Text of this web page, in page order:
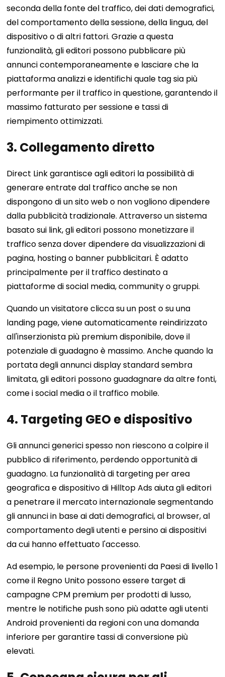
seconda della fonte del traffico, dei dati demografici,
del comportamento della sessione, della lingua, del
dispositivo o di altri fattori. Grazie a questa
funzionalità, gli editori possono pubblicare più
annunci contemporaneamente e lasciare che la
piattaforma analizzi e identifichi quale tag sia più
performante per il traffico in questione, garantendo il
massimo fatturato per sessione e tassi di
riempimento ottimizzati.
3. Collegamento diretto
Direct Link garantisce agli editori la possibilità di
generare entrate dal traffico anche se non
dispongono di un sito web o non vogliono dipendere
dalla pubblicità tradizionale. Attraverso un sistema
basato sui link, gli editori possono monetizzare il
traffico senza dover dipendere da visualizzazioni di
pagina, hosting o banner pubblicitari. È adatto
principalmente per il traffico destinato a
piattaforme di social media, community o gruppi.
Quando un visitatore clicca su un post o su una
landing page, viene automaticamente reindirizzato
all'inserzionista più premium disponibile, dove il
potenziale di guadagno è massimo. Anche quando la
portata degli annunci display standard sembra
limitata, gli editori possono guadagnare da altre fonti,
come i social media o il traffico mobile.
4. Targeting GEO e dispositivo
Gli annunci generici spesso non riescono a colpire il
pubblico di riferimento, perdendo opportunità di
guadagno. La funzionalità di targeting per area
geografica e dispositivo di Hilltop Ads aiuta gli editori
a penetrare il mercato internazionale segmentando
gli annunci in base ai dati demografici, al browser, al
comportamento degli utenti e persino ai dispositivi
da cui hanno effettuato l'accesso.
Ad esempio, le persone provenienti da Paesi di livello 1
come il Regno Unito possono essere target di
campagne CPM premium per prodotti di lusso,
mentre le notifiche push sono più adatte agli utenti
Android provenienti da regioni con una domanda
inferiore per garantire tassi di conversione più
elevati.